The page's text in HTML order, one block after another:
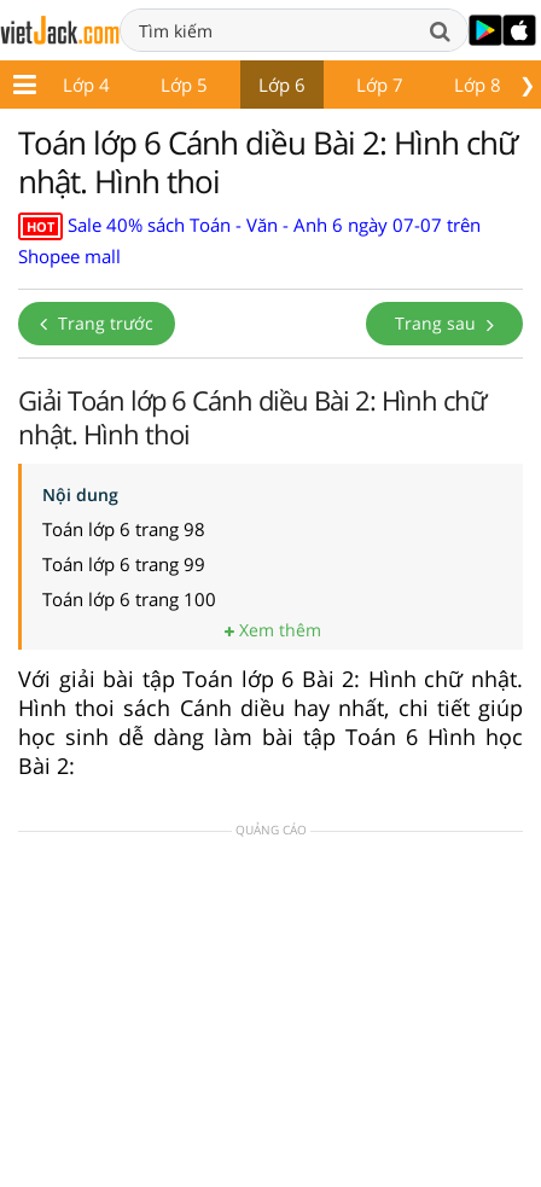
❯
Lớp 4 Lớp 5 Lớp 6 Lớp 7 Lớp 8
Toán lớp 6 Cánh diều Bài 2: Hình chữ
nhật. Hình thoi
HOT
Sale 40% sách Toán - Văn - Anh 6 ngày 07-07 trên
Shopee mall
Trang trước Trang sau
Giải Toán lớp 6 Cánh diều Bài 2: Hình chữ
nhật. Hình thoi
Nội dung
Toán lớp 6 trang 98
Toán lớp 6 trang 99
Toán lớp 6 trang 100
Xem thêm
Với giải bài tập Toán lớp 6 Bài 2: Hình chữ nhật.
Hình thoi sách Cánh diều hay nhất, chi tiết giúp
học sinh dễ dàng làm bài tập Toán 6 Hình học
Bài 2:
QUẢNG CÁO